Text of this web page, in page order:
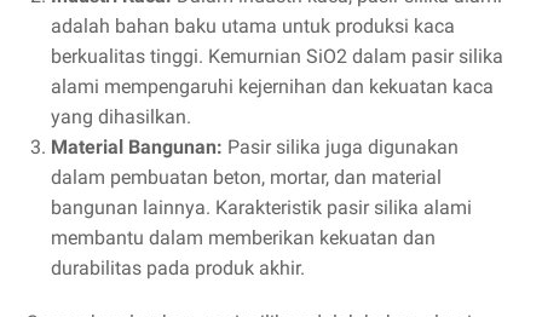
adalah bahan baku utama untuk produksi kaca
berkualitas tinggi. Kemurnian SiO2 dalam pasir silika
alami mempengaruhi kejernihan dan kekuatan kaca
yang dihasilkan.
Material Bangunan: Pasir silika juga digunakan
dalam pembuatan beton, mortar, dan material
bangunan lainnya. Karakteristik pasir silika alami
membantu dalam memberikan kekuatan dan
durabilitas pada produk akhir.